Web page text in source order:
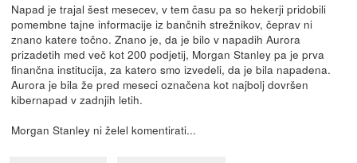
Napad je trajal šest mesecev, v tem času pa so hekerji pridobili
pomembne tajne informacije iz bančnih strežnikov, čeprav ni
znano katere točno. Znano je, da je bilo v napadih Aurora
prizadetih med več kot 200 podjetij, Morgan Stanley pa je prva
finančna institucija, za katero smo izvedeli, da je bila napadena.
Aurora je bila že pred meseci označena kot najbolj dovršen
kibernapad v zadnjih letih.
Morgan Stanley ni želel komentirati...